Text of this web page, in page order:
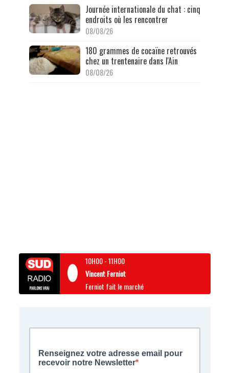
Journée internationale du chat : cinq
endroits où les rencontrer
08/08/26
180 grammes de cocaïne retrouvés
chez un trentenaire dans l'Ain
08/08/26
10H00-11H00
Vincent Ferniot
Ferniot fait le marché